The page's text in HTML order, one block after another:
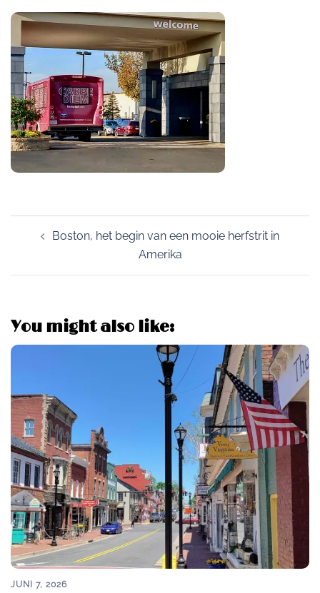
Boston, het begin van een mooie herfstrit in
Amerika
You might also like:
JUNI 7, 2026